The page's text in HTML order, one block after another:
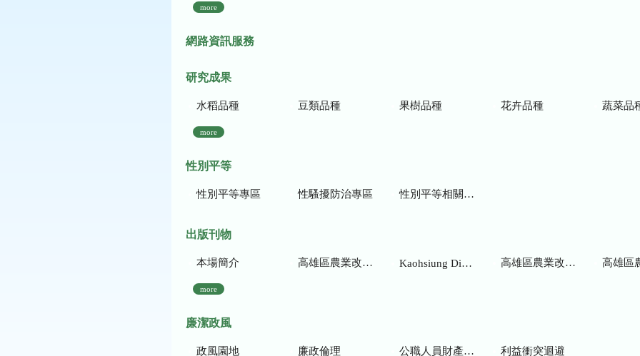
more
網路資訊服務
研究成果
水稻品種 豆類品種 果樹品種 花卉品種 蔬菜品
more
性別平等
性別平等專區 性騷擾防治專區 性別平等相關網站
出版刊物
本場簡介 高雄區農業改良場研究彙報 Kaohsiung District Agricultural Research and Extension Station 高雄區農業改良場年報 高雄區
more
廉潔政風
政風園地 廉政倫理 公職人員財產申報 利益衝突迴避